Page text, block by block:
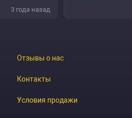
3 года назад
Отзывы о нас
Контакты
Условия продажи